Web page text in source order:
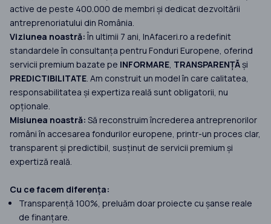
active de peste 400.000 de membri și dedicat dezvoltării
antreprenoriatului din România.
Viziunea noastră:În ultimii 7 ani, InAfaceri.ro a redefinit
standardele în consultanța pentru Fonduri Europene, oferind
servicii premium bazate pe INFORMARE, TRANSPARENȚĂși
PREDICTIBILITATE. Am construit un model în care calitatea,
responsabilitatea și expertiza reală sunt obligatorii, nu
opționale.
Misiunea noastră: Să reconstruim încrederea antreprenorilor
români în accesarea fondurilor europene, printr-un proces clar,
transparent și predictibil, susținut de servicii premium și
expertiză reală.
Cu ce facem diferența:
Transparență 100%, preluăm doar proiecte cu șanse reale
de finanțare.